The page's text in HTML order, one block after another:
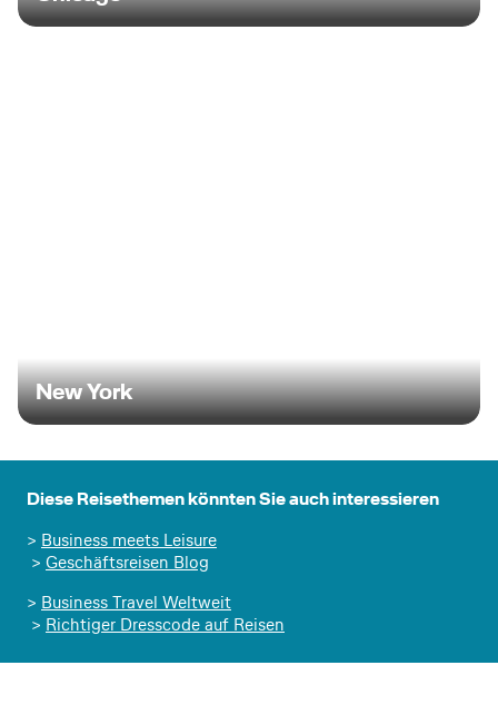
New York
Diese Reisethemen könnten Sie auch interessieren
> Business meets Leisure
> Geschäftsreisen Blog
> Business Travel Weltweit
> Richtiger Dresscode auf Reisen